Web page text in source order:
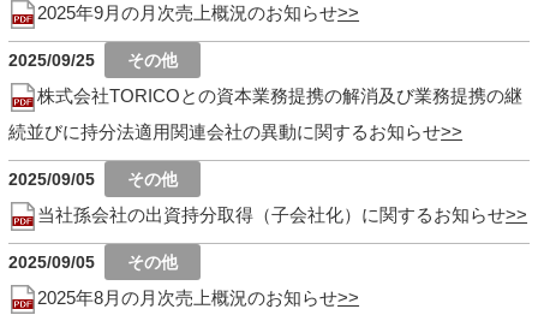
2025年9月の月次売上概況のお知らせ
2025/09/25
株式会社TORICOとの資本業務提携の解消及び業務提携の継
続並びに持分法適用関連会社の異動に関するお知らせ
2025/09/05
当社孫会社の出資持分取得（子会社化）に関するお知らせ
2025/09/05
2025年8月の月次売上概況のお知らせ